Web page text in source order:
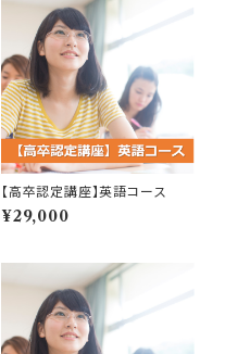
【高卒認定講座】英語コース
¥29,000